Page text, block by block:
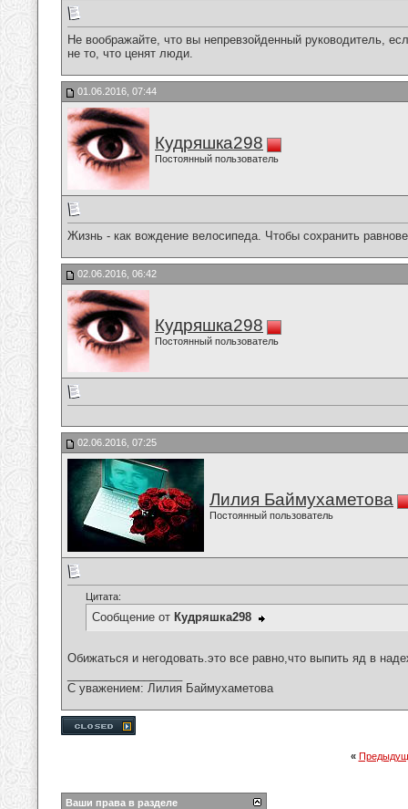
Не воображайте, что вы непревзойденный руководитель,
не то, что ценят люди.
01.06.2016, 07:44
Кудряшка298
Постоянный пользователь
Жизнь - как вождение велосипеда. Чтобы сохранить
02.06.2016, 06:42
Кудряшка298
Постоянный пользователь
02.06.2016, 07:25
Лилия Баймухаметова
Постоянный пользователь
Цитата:
Сообщение от Кудряшка298
Обижаться и негодовать.это все равно,что выпить яд в
С уважением: Лилия Баймухаметова
«
Ваши права в разделе